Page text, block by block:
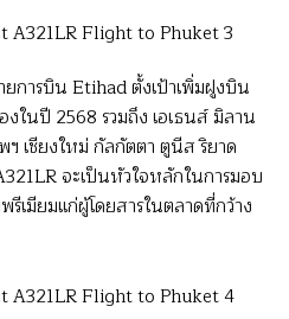
การบิน Etihad ตั้งเป้าเพิ่มฝูงบิน
งในปี 2568 รวมถึง เอเธนส์ มิลาน
ฯ เชียงใหม่ กัลกัตตา ตูนีส ริยาด
จะเป็นหัวใจหลักในการมอบ
เมียมแก่ผู้โดยสารในตลาดที่กว้าง